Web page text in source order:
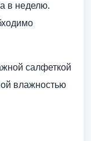
в неделю.
салфеткой
влажностью